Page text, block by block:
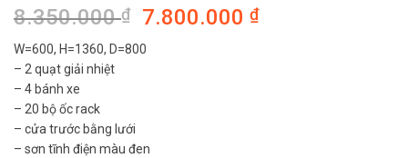
8.350.000₫
Giá
gốc
là:
7.800.000₫Giá
W=600, H=1360, D=800
– 2 quạt giải nhiệt
– 4 bánh xe
– 20 bộ ốc rack
– cửa trước bằng lưới
– sơn tĩnh điện màu đen